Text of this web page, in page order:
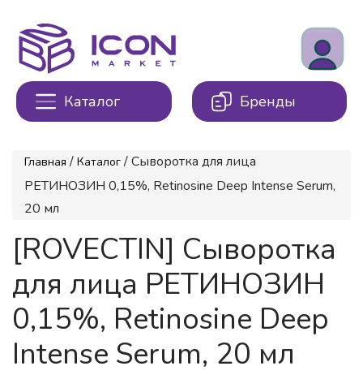
Каталог Бренды
Главная / Каталог / Сыворотка для лица
РЕТИНОЗИН 0,15%, Retinosine Deep Intense Serum,
20 мл
[ROVECTIN] Сыворотка
для лица РЕТИНОЗИН
0,15%, Retinosine Deep
Intense Serum, 20 мл